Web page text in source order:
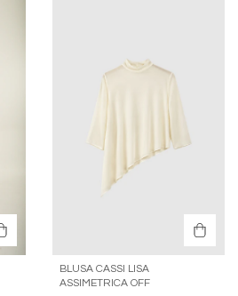
BLUSA CASSI LISA
ASSIMETRICA OFF